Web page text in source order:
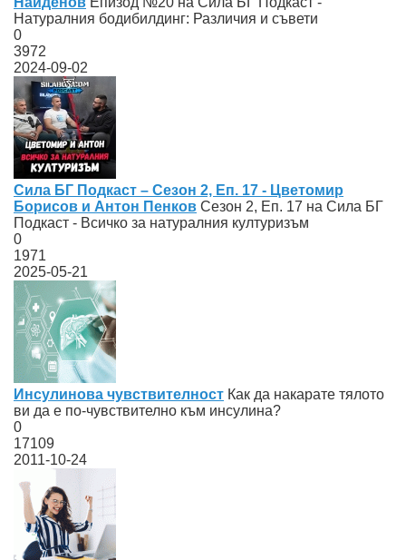
Натуралния бодибилдинг: Различия и съвети
0
3972
2024-09-02
Сила БГ Подкаст – Сезон 2, Еп. 17 - Цветомир
Борисов и Антон Пенков Сезон 2, Еп. 17 на Сила БГ
Подкаст - Всичко за натуралния културизъм
0
1971
2025-05-21
Инсулинова чувствителност Как да накарате тялото
ви да е по-чувствително към инсулина?
0
17109
2011-10-24